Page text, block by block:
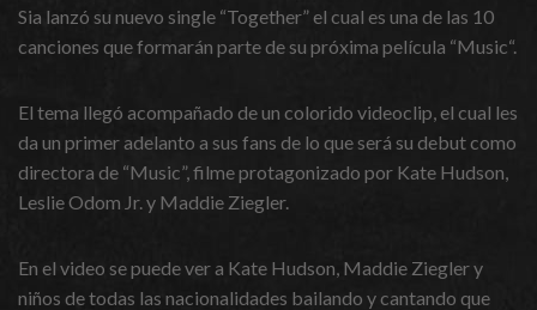
Sia lanzó su nuevo single “Together” el cual es una de las 10
canciones que formarán parte de su próxima película “Music“.
El tema llegó acompañado de un colorido videoclip, el cual les
da un primer adelanto a sus fans de lo que será su debut como
directora de “Music”, filme protagonizado por Kate Hudson,
Leslie Odom Jr. y Maddie Ziegler.
En el video se puede ver a Kate Hudson, Maddie Ziegler y
niños de todas las nacionalidades bailando y cantando que